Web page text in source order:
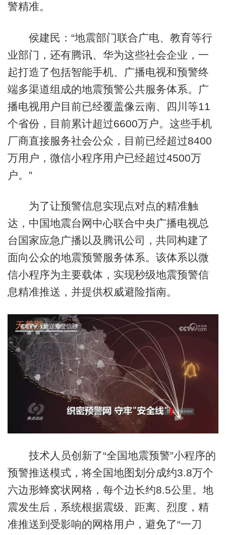
警精准。
侯建民：“地震部门联合广电、教育等行
业部门，还有腾讯、华为这些社会企业，一
起打造了包括智能手机、广播电视和预警终
端多渠道组成的地震预警公共服务体系。广
播电视用户目前已经覆盖像云南、四川等11
个省份，目前累计超过6600万户。这些手机
厂商直接服务社会公众，目前已经超过8400
万用户，微信小程序用户已经超过4500万
户。”
为了让预警信息实现点对点的精准触
达，‌中国地震台网中心联合中央广播电视总
台‌国家应急广播‌以及‌‌腾讯公司‌，共同构建了
面向公众的‌地震预警服务体系‌。该体系以微
信小程序为主要载体，实现秒级地震预警信
息精准推送，并提供权威避险指南。
技术人员创新了“全国地震预警”小程序的
预警推送模式，将全国地图划分成约3.8万个
六边形蜂窝状网格，每个边长约8.5公里。地
震发生后，系统根据震级、距离、烈度，精
准推送到受影响的网格用户，避免了“一刀